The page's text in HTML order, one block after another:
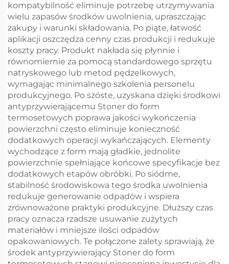
kompatybilność eliminuje potrzebę utrzymywania
wielu zapasów środków uwolnienia, upraszczając
zakupy i warunki składowania. Po piąte, łatwość
aplikacji oszczędza cenny czas produkcji i redukuje
koszty pracy. Produkt nakłada się płynnie i
równomiernie za pomocą standardowego sprzętu
natryskowego lub metod pędzelkowych,
wymagając minimalnego szkolenia personelu
produkcyjnego. Po szóste, uzyskana dzięki środkowi
antyprzywierającemu Stoner do form
termosetowych poprawa jakości wykończenia
powierzchni często eliminuje konieczność
dodatkowych operacji wykańczających. Elementy
wychodzące z form mają gładkie, jednolite
powierzchnie spełniające końcowe specyfikacje bez
dodatkowych etapów obróbki. Po siódme,
stabilność środowiskowa tego środka uwolnienia
redukuje generowanie odpadów i wspiera
zrównoważone praktyki produkcyjne. Dłuższy czas
pracy oznacza rzadsze usuwanie zużytych
materiałów i mniejsze ilości odpadów
opakowaniowych. Te połączone zalety sprawiają, że
środek antyprzywierający Stoner do form